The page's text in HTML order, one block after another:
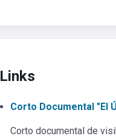
Links
Corto Documental "El
Corto documental de